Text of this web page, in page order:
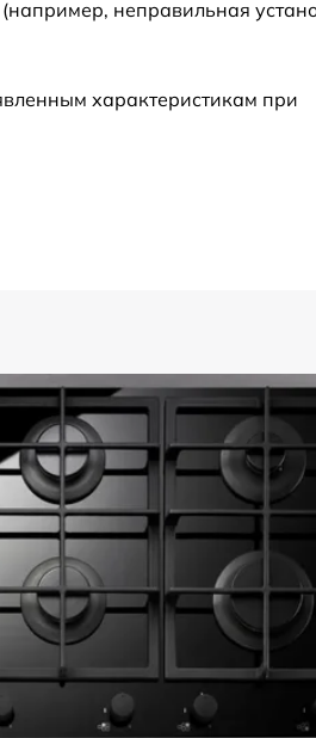
1550 р
1550 р
1250 р
1250 р
1200 р
1000 р
неправильная
характеристикам при